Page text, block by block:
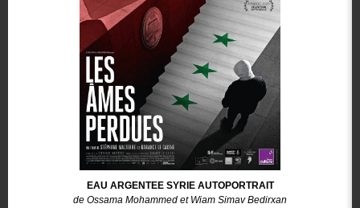
EAU ARGENTEE SYRIE AUTOPORTRAIT
de Ossama Mohammed et Wiam Simav Bedirxan